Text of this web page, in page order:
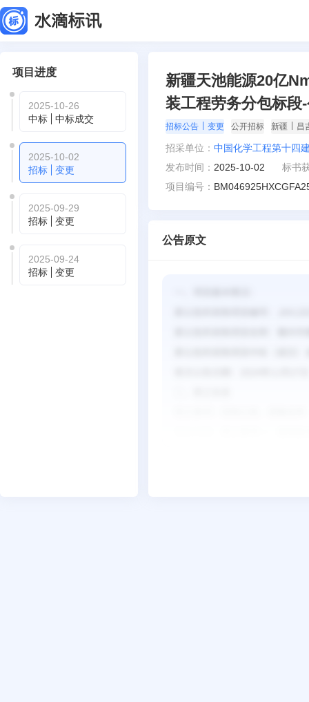
项目进度
2025-10-26
中标
中标成交
2025-10-02
招标
变更
2025-09-29
招标
变更
2025-09-24
招标
变更
新疆天池能源20亿
装工程劳务分包标段
招标公告 变更 公开招标 新疆 昌
招采单位： 中国化学工程第十四
发布时间： 2025-10-02
标书
项目编号：
公告原文